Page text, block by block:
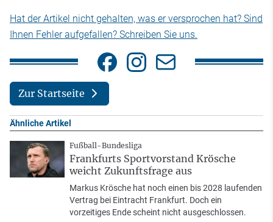
Hat der Artikel nicht gehalten, was er versprochen hat? Sind
Ihnen Fehler aufgefallen? Schreiben Sie uns.
Zur Startseite
Ähnliche Artikel
Fußball-Bundesliga
Frankfurts Sportvorstand Krösche
weicht Zukunftsfrage aus
Markus Krösche hat noch einen bis 2028 laufenden
Vertrag bei Eintracht Frankfurt. Doch ein
vorzeitiges Ende scheint nicht ausgeschlossen.